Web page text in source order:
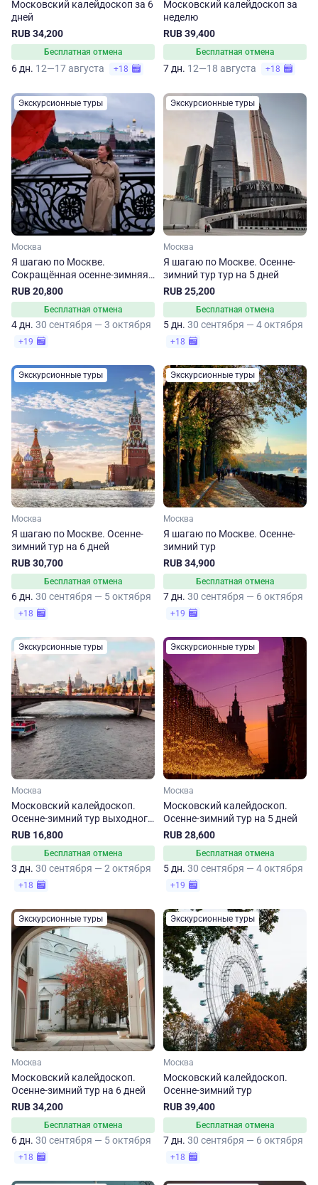
Московский калейдоскоп за 6
дней
RUB 34,200
Бесплатная отмена
6 дн. 12—17 августа +18
Московский калейдоскоп за
неделю
RUB 39,400
Бесплатная отмена
7 дн. 12—18 августа +18
Экскурсионные туры
Москва
Я шагаю по Москве.
Сокращённая осенне-зимняя
программа
RUB 20,800
Бесплатная отмена
4 дн. 30 сентября — 3 октября
+19
Экскурсионные туры
Москва
Я шагаю по Москве. Осенне-
зимний тур тур на 5 дней
RUB 25,200
Бесплатная отмена
5 дн. 30 сентября — 4 октября
+18
Экскурсионные туры
Москва
Я шагаю по Москве. Осенне-
зимний тур на 6 дней
RUB 30,700
Бесплатная отмена
6 дн. 30 сентября — 5 октября
+18
Экскурсионные туры
Москва
Я шагаю по Москве. Осенне-
зимний тур
RUB 34,900
Бесплатная отмена
7 дн. 30 сентября — 6 октября
+19
Экскурсионные туры
Москва
Московский калейдоскоп.
Осенне-зимний тур выходного
дня
RUB 16,800
Бесплатная отмена
3 дн. 30 сентября — 2 октября
+18
Экскурсионные туры
Москва
Московский калейдоскоп.
Осенне-зимний тур на 5 дней
RUB 28,600
Бесплатная отмена
5 дн. 30 сентября — 4 октября
+19
Экскурсионные туры
Москва
Московский калейдоскоп.
Осенне-зимний тур на 6 дней
RUB 34,200
Бесплатная отмена
6 дн. 30 сентября — 5 октября
+18
Экскурсионные туры
Москва
Московский калейдоскоп.
Осенне-зимний тур
RUB 39,400
Бесплатная отмена
7 дн. 30 сентября — 6 октября
+18